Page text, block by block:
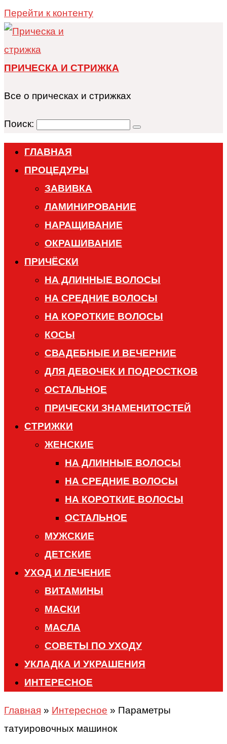
Перейти к контенту
ПРИЧЕСКА И СТРИЖКА
Все о прическах и стрижках
Поиск:
ГЛАВНАЯ
ПРОЦЕДУРЫ
ЗАВИВКА
ЛАМИНИРОВАНИЕ
НАРАЩИВАНИЕ
ОКРАШИВАНИЕ
ПРИЧЁСКИ
НА ДЛИННЫЕ ВОЛОСЫ
НА СРЕДНИЕ ВОЛОСЫ
НА КОРОТКИЕ ВОЛОСЫ
КОСЫ
СВАДЕБНЫЕ И ВЕЧЕРНИЕ
ДЛЯ ДЕВОЧЕК И ПОДРОСТКОВ
ОСТАЛЬНОЕ
ПРИЧЕСКИ ЗНАМЕНИТОСТЕЙ
СТРИЖКИ
ЖЕНСКИЕ
НА ДЛИННЫЕ ВОЛОСЫ
НА СРЕДНИЕ ВОЛОСЫ
НА КОРОТКИЕ ВОЛОСЫ
ОСТАЛЬНОЕ
МУЖСКИЕ
ДЕТСКИЕ
УХОД И ЛЕЧЕНИЕ
ВИТАМИНЫ
МАСКИ
МАСЛА
СОВЕТЫ ПО УХОДУ
УКЛАДКА И УКРАШЕНИЯ
ИНТЕРЕСНОЕ
Главная » Интересное » Параметры
татуировочных машинок